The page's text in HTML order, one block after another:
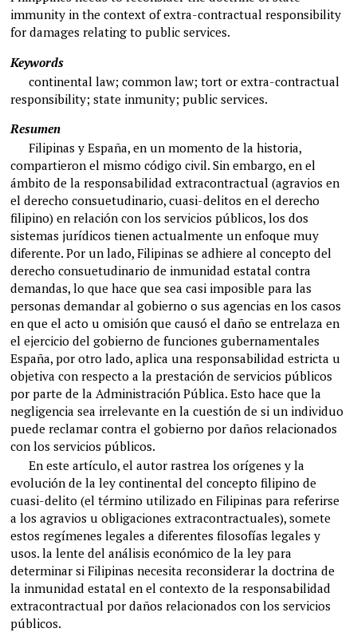
immunity in the context of extra-contractual responsibility
for damages relating to public services.
Keywords
continental law; common law; tort or extra-contractual
responsibility; state inmunity; public services.
Resumen
Filipinas y España, en un momento de la historia,
compartieron el mismo código civil. Sin embargo, en el
ámbito de la responsabilidad extracontractual (agravios en
el derecho consuetudinario, cuasi-delitos en el derecho
filipino) en relación con los servicios públicos, los dos
sistemas jurídicos tienen actualmente un enfoque muy
diferente. Por un lado, Filipinas se adhiere al concepto del
derecho consuetudinario de inmunidad estatal contra
demandas, lo que hace que sea casi imposible para las
personas demandar al gobierno o sus agencias en los casos
en que el acto u omisión que causó el daño se entrelaza en
el ejercicio del gobierno de funciones gubernamentales
España, por otro lado, aplica una responsabilidad estricta u
objetiva con respecto a la prestación de servicios públicos
por parte de la Administración Pública. Esto hace que la
negligencia sea irrelevante en la cuestión de si un individuo
puede reclamar contra el gobierno por daños relacionados
con los servicios públicos.
En este artículo, el autor rastrea los orígenes y la
evolución de la ley continental del concepto filipino de
cuasi-delito (el término utilizado en Filipinas para referirse
a los agravios u obligaciones extracontractuales), somete
estos regímenes legales a diferentes filosofías legales y
usos. la lente del análisis económico de la ley para
determinar si Filipinas necesita reconsiderar la doctrina de
la inmunidad estatal en el contexto de la responsabilidad
extracontractual por daños relacionados con los servicios
públicos.